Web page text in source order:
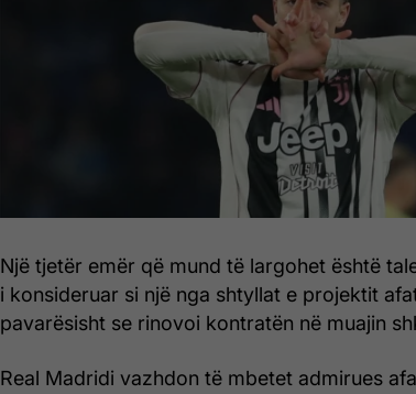
Një tjetër emër që mund të largohet është
i konsideruar si një nga shtyllat e projektit
pavarësisht se rinovoi kontratën në muajin
Real Madridi vazhdon të mbetet admirues